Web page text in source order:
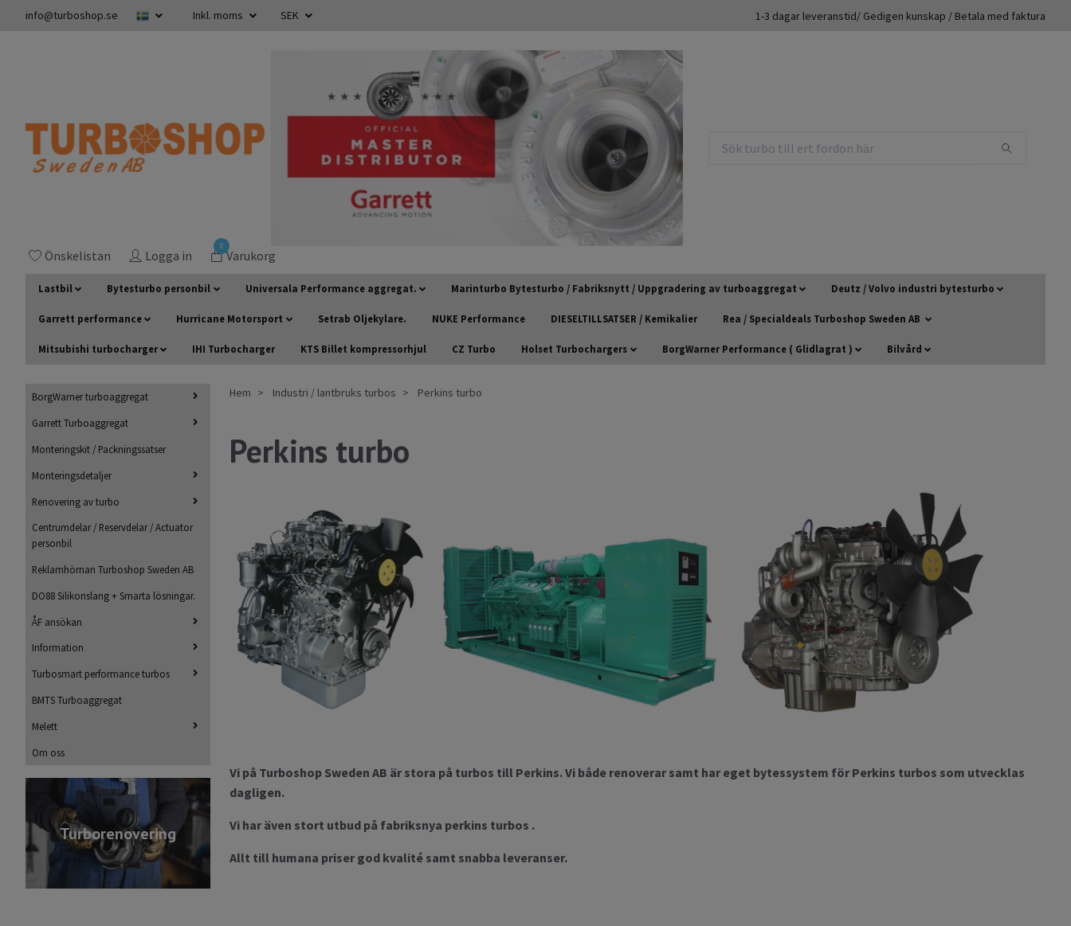
info@turboshop.se Inkl. moms SEK 1-3 dagar leveranstid/ Gedigen kunskap / Betala med faktura
Önskelistan Logga in
0
Varukorg
Lastbil Bytesturbo personbil Universala Performance aggregat. Marinturbo Bytesturbo / Fabriksnytt / Uppgradering av turboaggregat Deutz / Volvo industri bytesturbo
Garrett performance Hurricane Motorsport Setrab Oljekylare. NUKE Performance DIESELTILLSATSER / Kemikalier Rea / Specialdeals Turboshop Sweden AB
Mitsubishi turbocharger IHI Turbocharger KTS Billet kompressorhjul CZ Turbo Holset Turbochargers BorgWarner Performance ( Glidlagrat ) Bilvård
BorgWarner turboaggregat
Garrett Turboaggregat
Monteringskit / Packningssatser
Monteringsdetaljer
Renovering av turbo
Centrumdelar / Reservdelar / Actuator
personbil
Reklamhörnan Turboshop Sweden AB
DO88 Silikonslang + Smarta lösningar.
ÅF ansökan
Information
Turbosmart performance turbos
BMTS Turboaggregat
Melett
Om oss
Turborenovering
Hem Industri / lantbruks turbos Perkins turbo
Perkins turbo
Vi på Turboshop Sweden AB är stora på turbos till Perkins. Vi både renoverar samt har eget bytessystem för Perkins turbos som utvecklas
dagligen.
Vi har även stort utbud på fabriksnya perkins turbos .
Allt till humana priser god kvalité samt snabba leveranser.